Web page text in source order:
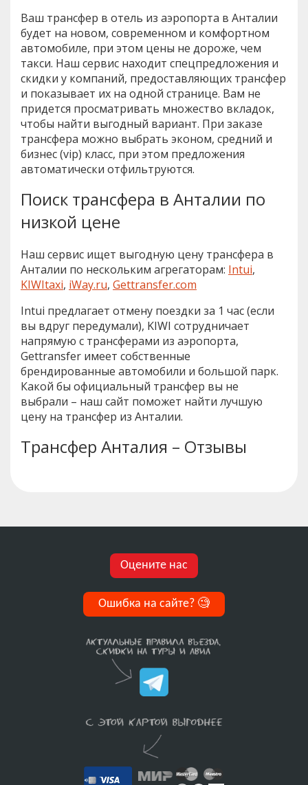
Ваш трансфер в отель из аэропорта в Анталии
будет на новом, современном и комфортном
автомобиле, при этом цены не дороже, чем
такси. Наш сервис находит спецпредложения и
скидки у компаний, предоставляющих трансфер
и показывает их на одной странице. Вам не
придется просматривать множество вкладок,
чтобы найти выгодный вариант. При заказе
трансфера можно выбрать эконом, средний и
бизнес (vip) класс, при этом предложения
автоматически отфильтруются.
Поиск трансфера в Анталии по
низкой цене
Наш сервис ищет выгодную цену трансфера в
Анталии по нескольким агрегаторам: Intui,
KIWItaxi, iWay.ru, Gettransfer.com
Intui предлагает отмену поездки за 1 час (если
вы вдруг передумали), KIWI сотрудничает
напрямую с трансферами из аэропорта,
Gettransfer имеет собственные
брендированные автомобили и большой парк.
Какой бы официальный трансфер вы не
выбрали – наш сайт поможет найти лучшую
цену на трансфер из Анталии.
Трансфер Анталия – Отзывы
Оцените нас
Ошибка на сайте? 🧐